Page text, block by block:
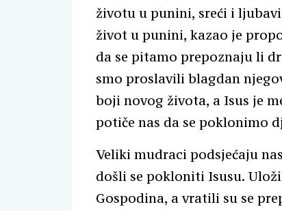
životu u punini, sreći i
život u punini, kazao je
da se pitamo prepoznaju li
smo proslavili blagdan
boji novog života, a Isus je
potiče nas da se poklonimo
Veliki mudraci podsjećaju
došli se pokloniti Isusu.
Gospodina, a vratili su se